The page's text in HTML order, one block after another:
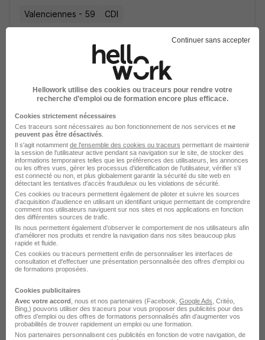
Valenciennes - 59 CDI
Chef de Chantier H/F
Eiffage Construction
Le Mans - 72 CDI
Voir l’offre
plus de 1 mois
Chef de Chantier H/F
Eiffage Construction
Saint-Cyr-sur-Loire - 37 CDI
Voir l’offre
sur 1
Continuer sans accepter
Hellowork utilise des cookies ou traceurs pour rendre votre
recherche d’emploi ou de formation encore plus efficace.
Cookies strictement nécessaires
Ces traceurs sont nécessaires au bon fonctionnement de nos services et ne
peuvent pas être désactivés
Il s'agit notamment de l'ensemble des cookies ou traceurs permettant de maintenir
la session de l'utilisateur active pendant sa navigation sur le site, de stocker des
informations temporaires telles que les préférences des utilisateurs, les annonces
ou les offres vues, gérer les processus d'identification de l'utilisateur, vérifier s'il
est connecté ou non, et plus globalement garantir la sécurité du site web en
détectant les tentatives d'accès frauduleux ou les violations de sécurité.
Ces cookies ou traceurs permettent également de piloter et suivre les sources
d'acquisition d'audience en utilisant un identifiant unique permettant de comprendre
comment nos utilisateurs naviguent sur nos sites et nos applications en fonction
des différentes sources de trafic.
Ils nous permettent également d’observer le comportement de nos utilisateurs afin
d'améliorer nos produits et rendre la navigation dans nos sites beaucoup plus
rapide et fluide.
Ces cookies ou traceurs permettent enfin de personnaliser les interfaces de
consultation et d'effectuer une présentation personnalisée des offres d'emploi ou
de formations proposées.
Cookies publicitaires
Avec votre accord , nous et nos partenaires (Facebook, Google Ads , Critéo,
Bing,) pouvons utiliser des traceurs pour vous proposer des publicités pour des
offres d’emploi ou des offres de formations personnalisés afin d’augmenter vos
probabilités de trouver rapidement un emploi ou une formation.
Nos partenaires personnalisent ces publicités en fonction de votre navigation, de